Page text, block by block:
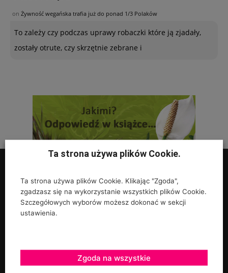
on Żywność wegańska trafia już do ponad 1/3 Polaków
To zależy czy podczas uprawy robaczki które ją zjadały,
zostały otrute, czy skrzętnie zebrane i
UPRAWY
Ta strona używa plików Cookie.
Ta strona używa plików Cookie. Klikając "Zgoda",
zgadzasz się na wykorzystanie wszystkich plików Cookie.
Szczegółowych wyborów możesz dokonać w sekcji
ustawienia.
Zgoda na wszystkie